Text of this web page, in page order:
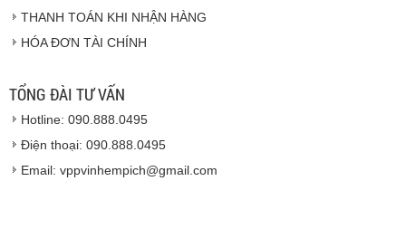
Hàng hóa được giao cho quý khách là hàng mới
100% nguyên đai nguyên kiện.
Vinhempich
độ bảo hành sản phẩm đối với nhà sản xuất hoặc
nhà nhập khẩu nếu sản phẩm bị lỗi hoặc hỏng hóc
THANH TOÁN KHI NHẬN HÀNG
HÓA ĐƠN TÀI CHÍNH
TỔNG ĐÀI TƯ VẤN
Hotline: 090.888.0495
Điện thoại: 090.888.0495
Email: vppvinhempich@gmail.com